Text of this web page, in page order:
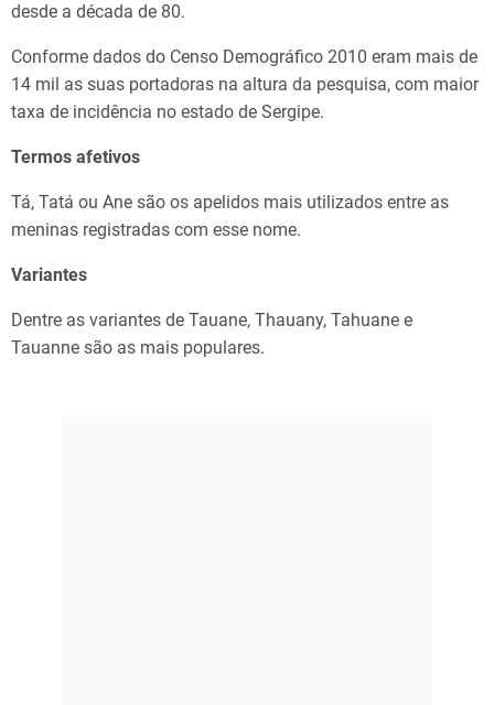
desde a década de 80.
Conforme dados do Censo Demográfico 2010 eram mais de
14 mil as suas portadoras na altura da pesquisa, com maior
taxa de incidência no estado de Sergipe.
Termos afetivos
Tá, Tatá ou Ane são os apelidos mais utilizados entre as
meninas registradas com esse nome.
Variantes
Dentre as variantes de Tauane, Thauany, Tahuane e
Tauanne são as mais populares.